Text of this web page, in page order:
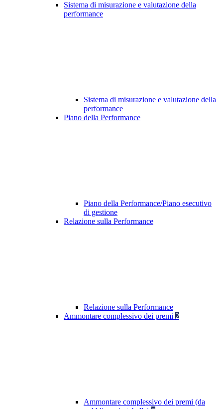
Sistema di misurazione e valutazione della
performance
Sistema di misurazione e valutazione della
performance
Piano della Performance
Piano della Performance/Piano esecutivo
di gestione
Relazione sulla Performance
Relazione sulla Performance
Ammontare complessivo dei premi 2
Ammontare complessivo dei premi (da